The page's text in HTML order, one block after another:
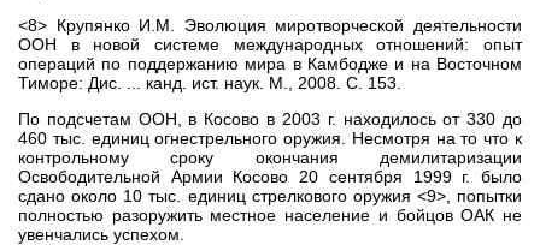
<8> Крупянко И.М. Эволюция миротворческой деятельности
ООН в новой системе международных отношений: опыт
операций по поддержанию мира в Камбодже и на Восточном
Тиморе: Дис. ... канд. ист. наук. М., 2008. С. 153.
По подсчетам ООН, в Косово в 2003 г. находилось от 330 до
460 тыс. единиц огнестрельного оружия. Несмотря на то что к
контрольному сроку окончания демилитаризации
Освободительной Армии Косово 20 сентября 1999 г. было
сдано около 10 тыс. единиц стрелкового оружия <9>, попытки
полностью разоружить местное население и бойцов ОАК не
увенчались успехом.